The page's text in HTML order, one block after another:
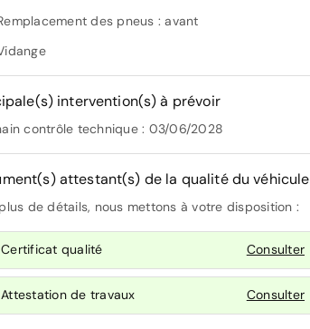
des pneus : avant
intervention(s) à prévoir
contrôle technique : 03/06/2028
attestant(s) de la qualité du véhicule
de détails, nous mettons à votre disposition :
Certificat qualité Consulter
Attestation de travaux Consulter